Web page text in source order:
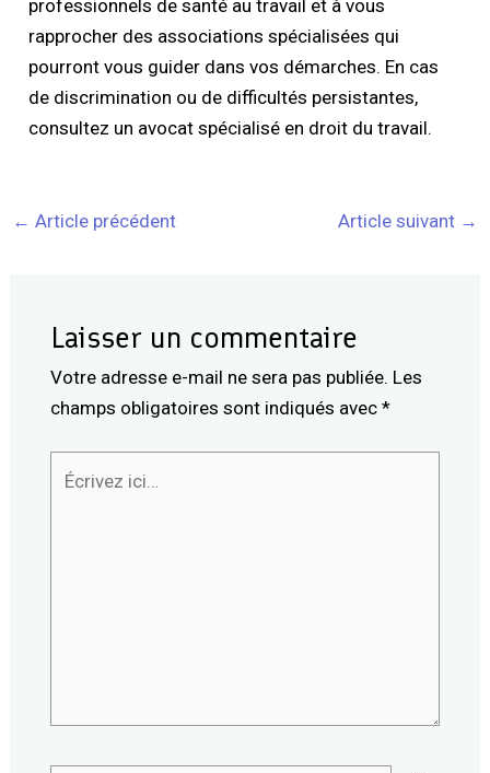
professionnels de santé au travail et à vous
rapprocher des associations spécialisées qui
pourront vous guider dans vos démarches. En cas
de discrimination ou de difficultés persistantes,
consultez un avocat spécialisé en droit du travail.
← Article précédent Article suivant →
Laisser un commentaire
Votre adresse e-mail ne sera pas publiée. Les
champs obligatoires sont indiqués avec *